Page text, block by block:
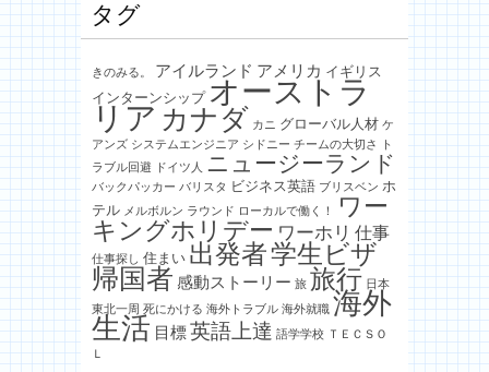
タグ
きのみる。 アイルランド アメリカ イギリス
インターンシップ オーストラ
リア カナダ カニ グローバル人材 ケ
アンズ システムエンジニア シドニー チームの大切さ
ト
ラブル回避
ドイツ人 ニュージーランド
バックパッカー バリスタ ビジネス英語 ブリスベン ホ
テル メルボルン ラウンド ローカルで働く！
ワー
キングホリデー ワーホリ 仕事
仕事探し 住まい 出発者学生ビザ
帰国者 感動ストーリー 旅 旅行 日本
東北一周 死にかける 海外トラブル 海外就職 海外
生活 目標英語上達 語学学校 ＴＥＣＳＯ
Ｌ